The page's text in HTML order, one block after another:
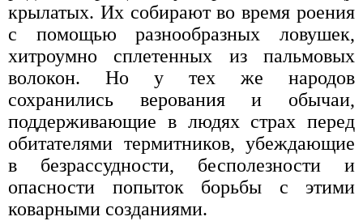
крылатых. Их собирают во время роения
с помощью разнообразных ловушек,
хитроумно сплетенных из пальмовых
волокон. Но у тех же народов
сохранились верования и обычаи,
поддерживающие в людях страх перед
обитателями термитников, убеждающие
в безрассудности, бесполезности и
опасности попыток борьбы с этими
коварными созданиями.